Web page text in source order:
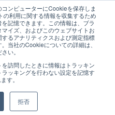
ンピューターにCookieを保存しま
利用に関する情報を収集するため
記憶できます。この情報は、ブラ
イズ、およびこのウェブサイトお
るアナリティクスおよび測定指標
当社のCookieについての詳細は、
い。
訪問したときに情報はトラッキン
ッキングを行わない設定を記憶す
す。
拒否
JP｜EN